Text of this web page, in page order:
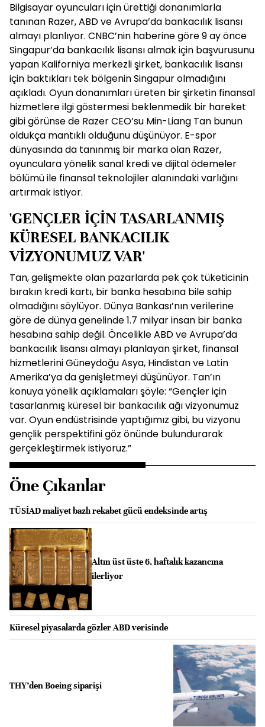
Bilgisayar oyuncuları için ürettiği donanımlarla
tanınan Razer, ABD ve Avrupa’da bankacılık lisansı
almayı planlıyor. CNBC’nin haberine göre 9 ay önce
Singapur’da bankacılık lisansı almak için başvurusunu
yapan Kaliforniya merkezli şirket, bankacılık lisansı
için baktıkları tek bölgenin Singapur olmadığını
açıkladı. Oyun donanımları üreten bir şirketin finansal
hizmetlere ilgi göstermesi beklenmedik bir hareket
gibi görünse de Razer CEO’su Min-Liang Tan bunun
oldukça mantıklı olduğunu düşünüyor. E-spor
dünyasında da tanınmış bir marka olan Razer,
oyunculara yönelik sanal kredi ve dijital ödemeler
bölümü ile finansal teknolojiler alanındaki varlığını
artırmak istiyor.
'GENÇLER İÇİN TASARLANMIŞ
KÜRESEL BANKACILIK
VİZYONUMUZ VAR'
Tan, gelişmekte olan pazarlarda pek çok tüketicinin
bırakın kredi kartı, bir banka hesabına bile sahip
olmadığını söylüyor. Dünya Bankası’nın verilerine
göre de dünya genelinde 1.7 milyar insan bir banka
hesabına sahip değil. Öncelikle ABD ve Avrupa’da
bankacılık lisansı almayı planlayan şirket, finansal
hizmetlerini Güneydoğu Asya, Hindistan ve Latin
Amerika’ya da genişletmeyi düşünüyor. Tan’ın
konuya yönelik açıklamaları şöyle: “Gençler için
tasarlanmış küresel bir bankacılık ağı vizyonumuz
var. Oyun endüstrisinde yaptığımız gibi, bu vizyonu
gençlik perspektifini göz önünde bulundurarak
gerçekleştirmek istiyoruz.”
Öne Çıkanlar
TÜSİAD maliyet bazlı rekabet gücü endeksinde artış
Altın üst üste 6. haftalık kazancına
ilerliyor
Küresel piyasalarda gözler ABD verisinde
THY’den Boeing siparişi